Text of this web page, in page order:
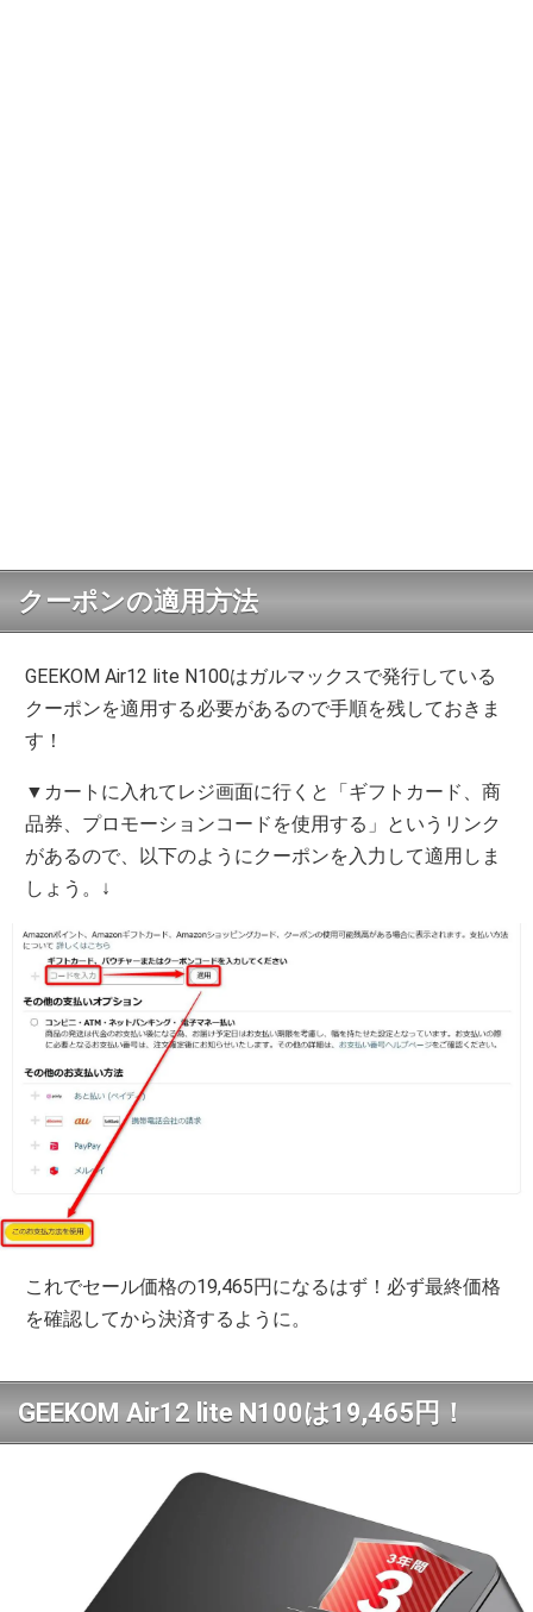
クーポンの適用方法
GEEKOM Air12 lite N100はガルマックスで発行している
クーポンを適用する必要があるので手順を残しておきま
す！
▼カートに入れてレジ画面に行くと「ギフトカード、商
品券、プロモーションコードを使用する」というリンク
があるので、以下のようにクーポンを入力して適用しま
しょう。↓
これでセール価格の19,465円になるはず！必ず最終価格
を確認してから決済するように。
GEEKOM Air12 lite N100は19,465円！